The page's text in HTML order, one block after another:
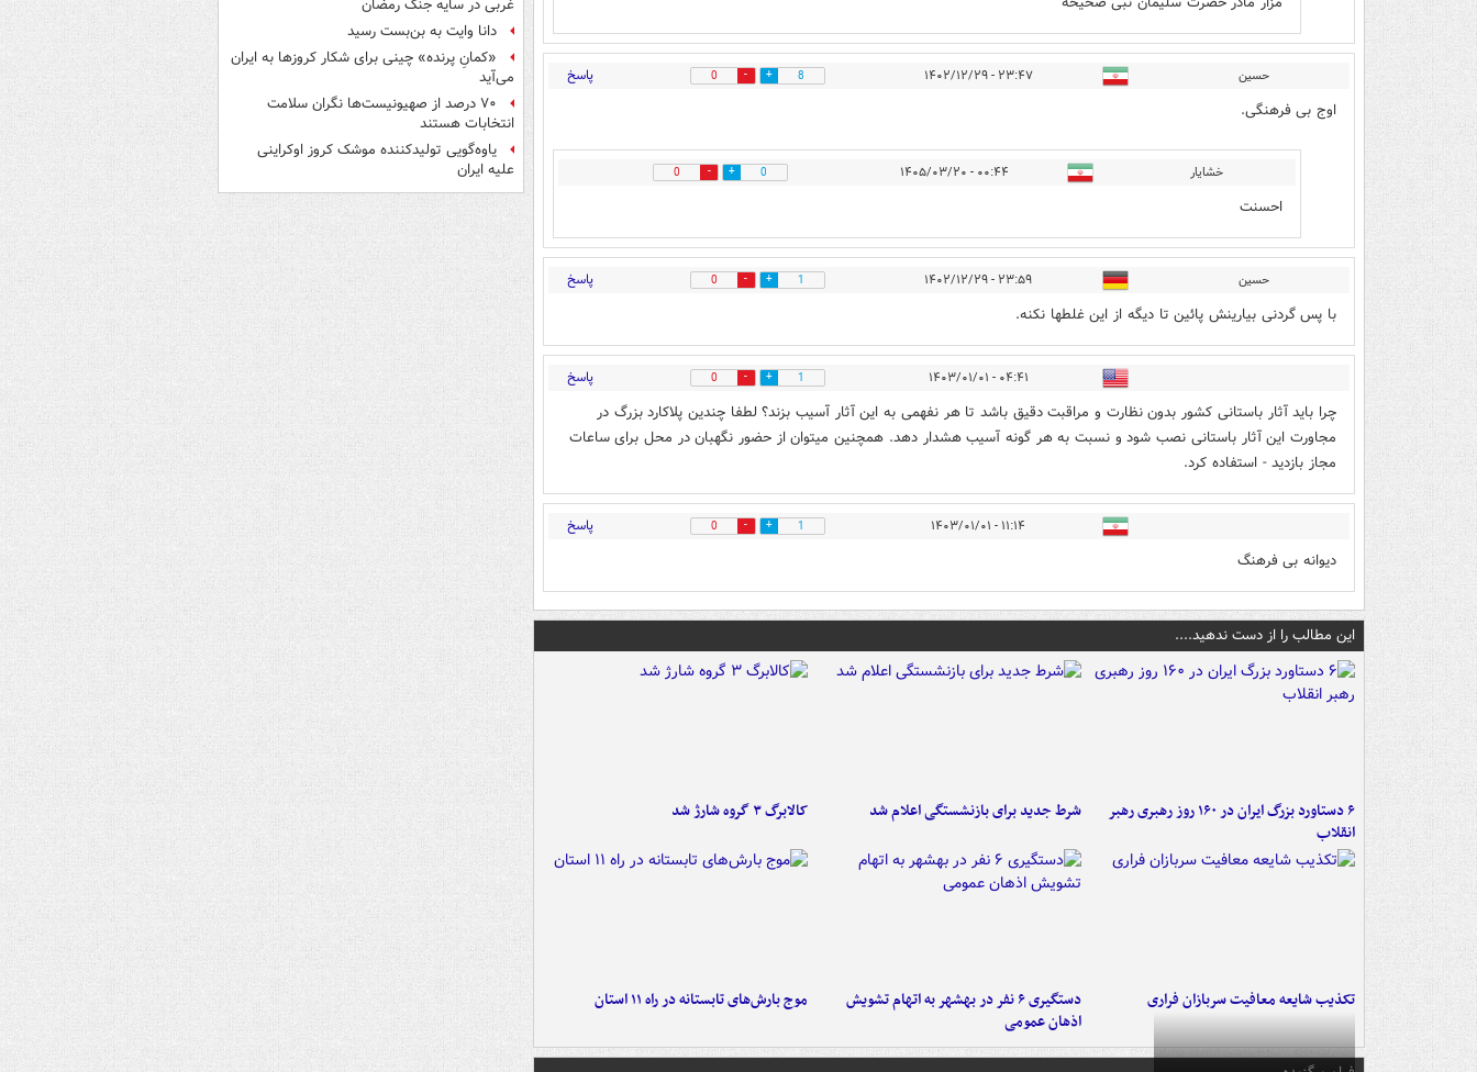
حسین ۲۳:۴۷ - ۱۴۰۲/۱۲/۲۹ 8
0 پاسخ
اوج بی فرهنگی.
خشایار ۰۰:۴۴ - ۱۴۰۵/۰۳/۲۰ 0
0
احسنت
حسين ۲۳:۵۹ - ۱۴۰۲/۱۲/۲۹ 1
0 پاسخ
با پس گردنى بيارينش پائين تا ديگه از اين غلطها نكنه.
۰۴:۴۱ - ۱۴۰۳/۰۱/۰۱ 1
0 پاسخ
چرا باید آثار باستانی کشور بدون نظارت و مراقبت دقیق باشد تا هر نفهمی به این آثار آسیب بزند؟ لطفا چندین پلاکارد بزرگ در
مجاورت این آثار باستانی نصب شود و نسبت به هر گونه آسیب هشدار دهد. همچنین میتوان از حضور نگهبان در محل برای ساعات
مجاز بازدید - استفاده کرد.
۱۱:۱۴ - ۱۴۰۳/۰۱/۰۱ 1
0 پاسخ
دیوانه بی فرهنگ
این مطالب را از دست ندهید....
۶ دستاورد بزرگ ایران در ۱۶۰ روز رهبری رهبر
انقلاب
شرط جدید برای بازنشستگی اعلام شد کالابرگ ۳ گروه شارژ شد
تکذیب شایعه معافیت سربازان فراری
دستگیری ۶ نفر در بهشهر به اتهام تشویش
اذهان عمومی
موج بارش‌های تابستانه در راه ۱۱ استان
غربی در سایه جنگ رمضان
دانا وایت به بن‌بست رسید
«کمانِ پرنده» چینی برای شکار کروزها به ایران
می‌آید
۷۰ درصد از صهیونیست‌ها نگران سلامت
انتخابات هستند
یاوه‌گویی تولیدکننده موشک کروز اوکراینی
علیه ایران